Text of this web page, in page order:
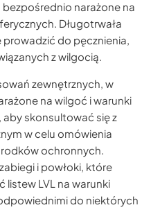
narażone na
Długotrwała
do pęcznienia,
z wilgocią.
zewnętrznych, w
na wilgoć i warunki
skonsultować się z
w celu omówienia
ochronnych.
i powłoki, które
LVL na warunki
do niektórych